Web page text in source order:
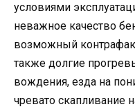
условиями
неважное качество
возможный
также долгие
вождения, езда на
чревато скапливание